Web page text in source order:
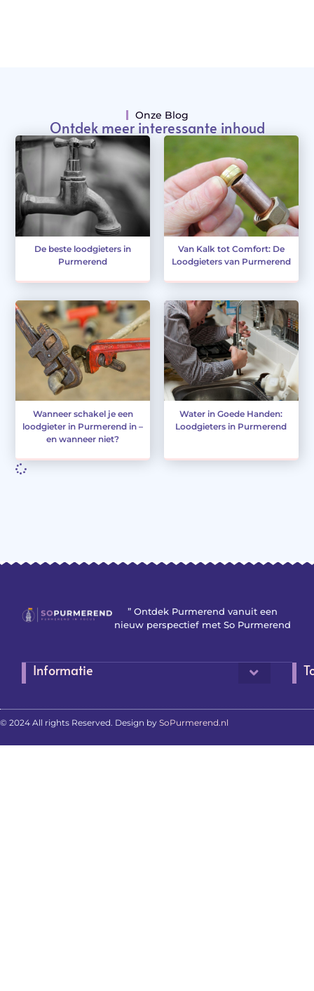
Onze Blog
Ontdek meer interessante inhoud
De beste loodgieters in
Purmerend
Van Kalk tot Comfort: De
Loodgieters van Purmerend
Wanneer schakel je een
loodgieter in Purmerend in –
en wanneer niet?
Water in Goede Handen:
Loodgieters in Purmerend
” Ontdek Purmerend vanuit een
nieuw perspectief met So Purmerend
Informatie
© 2024 All rights Reserved. Design by SoPurmerend.nl